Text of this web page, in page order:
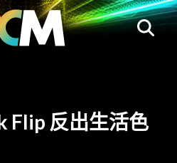
Flip 反出生活色